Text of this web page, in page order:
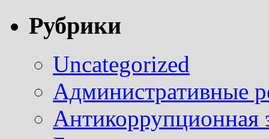
Рубрики
Uncategorized
Административные
Антикоррупционная